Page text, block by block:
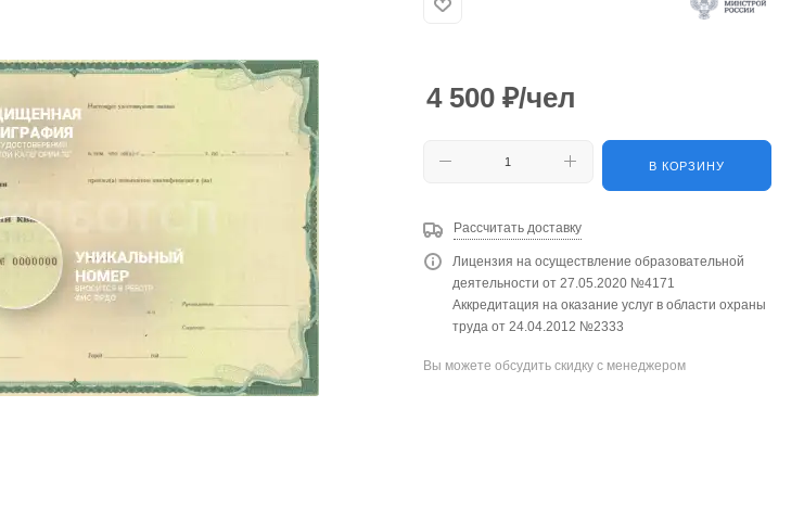
4 500 ₽/чел
В КОРЗИНУ
Рассчитать доставку
Лицензия на осуществление образовательной
деятельности от 27.05.2020 №4171
Аккредитация на оказание услуг в области охраны
труда от 24.04.2012 №2333
Вы можете обсудить скидку с менеджером